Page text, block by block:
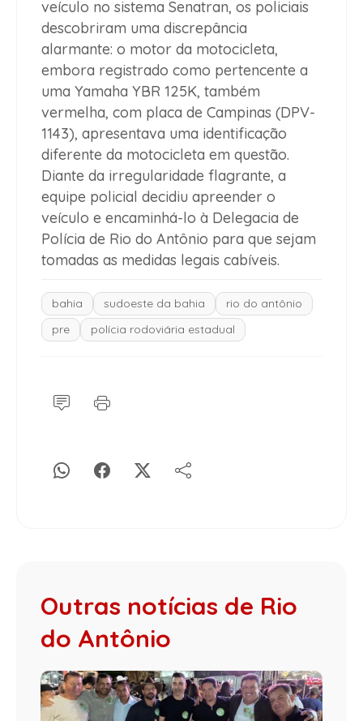
veículo no sistema Senatran, os policiais
descobriram uma discrepância
alarmante: o motor da motocicleta,
embora registrado como pertencente a
uma Yamaha YBR 125K, também
vermelha, com placa de Campinas (DPV-
1143), apresentava uma identificação
diferente da motocicleta em questão.
Diante da irregularidade flagrante, a
equipe policial decidiu apreender o
veículo e encaminhá-lo à Delegacia de
Polícia de Rio do Antônio para que sejam
tomadas as medidas legais cabíveis.
bahia sudoeste da bahia
rio do antônio
pre
polícia rodoviária estadual
Outras notícias de Rio
do Antônio